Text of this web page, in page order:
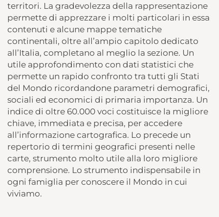
territori. La gradevolezza della rappresentazione
permette di apprezzare i molti particolari in essa
contenuti e alcune mappe tematiche
continentali, oltre all’ampio capitolo dedicato
all’Italia, completano al meglio la sezione. Un
utile approfondimento con dati statistici che
permette un rapido confronto tra tutti gli Stati
del Mondo ricordandone parametri demografici,
sociali ed economici di primaria importanza. Un
indice di oltre 60.000 voci costituisce la migliore
chiave, immediata e precisa, per accedere
all’informazione cartografica. Lo precede un
repertorio di termini geografici presenti nelle
carte, strumento molto utile alla loro migliore
comprensione. Lo strumento indispensabile in
ogni famiglia per conoscere il Mondo in cui
viviamo.